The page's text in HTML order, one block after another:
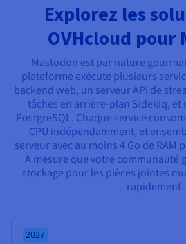
Documentation
Nvidia L40S
Nvidia L4
Toutes les GPUs →
Tarifs
Disponibilités par régions
Documentation
Roadmap & Changelog
Roadmap & Changelog
Self-Service Portal, API & IaC
IAM & Tenant Management
Gouvernance & Quotas
Observabilité
Roadmap & Changelog
SSL Gateway
Documentation
Roadmap & Changelog
Tous les usages
Tarifs
OS & licences
Documentation
Roadmap & Changelog
SSL Gateway
Documentation
Roadmap & Changelog
Héberger votre site WordPress
Créer mon site en 1 click
Créer ma boutique en ligne
Documentation
Roadmap & Changelog
Explorez les
OVHcloud pour
Mastodon est par nature
plateforme exécute plusieurs
backend web, un serveur API de
tâches en arrière-plan Sidekiq, et
PostgreSQL. Chaque service
CPU indépendamment, et
serveur avec au moins 4 Go de
À mesure que votre communauté
stockage pour les pièces jointes
rapidement.
2027